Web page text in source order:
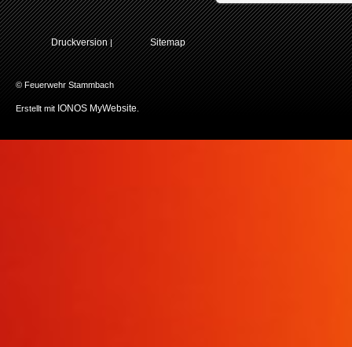
Druckversion | Sitemap
© Feuerwehr Stammbach
Erstellt mit IONOS MyWebsite